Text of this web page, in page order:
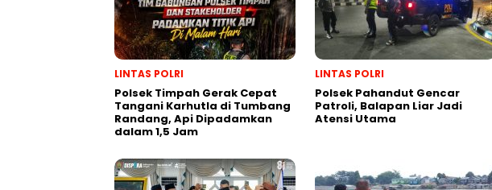
LINTAS POLRI
Polsek Timpah Gerak Cepat
Tangani Karhutla di Tumbang
Randang, Api Dipadamkan
dalam 1,5 Jam
LINTAS POLRI
Polsek Pahandut Gencar
Patroli, Balapan Liar Jadi
Atensi Utama